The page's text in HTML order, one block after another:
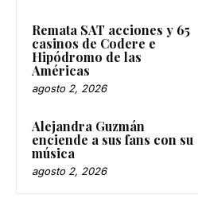
Remata SAT acciones y 65
casinos de Codere e
Hipódromo de las
Américas
agosto 2, 2026
Alejandra Guzmán
enciende a sus fans con su
música
agosto 2, 2026